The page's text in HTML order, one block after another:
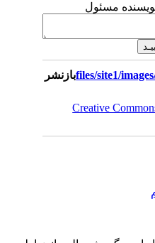
مسئول
بازنشر
Creative